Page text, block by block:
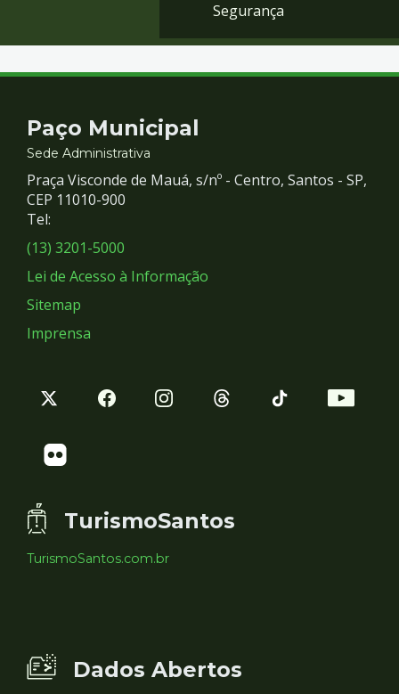
Segurança
Contato
e
Redes
Sociais
Paço Municipal
Sede Administrativa
Praça Visconde de Mauá, s/nº - Centro, Santos - SP,
CEP 11010-900
Tel:
(13) 3201-5000
Lei de Acesso à Informação
Sitemap
Imprensa
TurismoSantos
TurismoSantos.com.br
Dados Abertos